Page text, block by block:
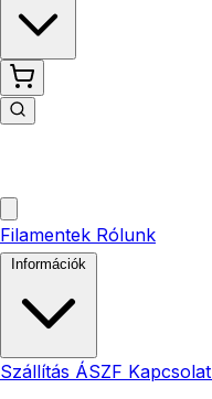
Filamentek Rólunk
Szállítás ÁSZF Kapcsolat